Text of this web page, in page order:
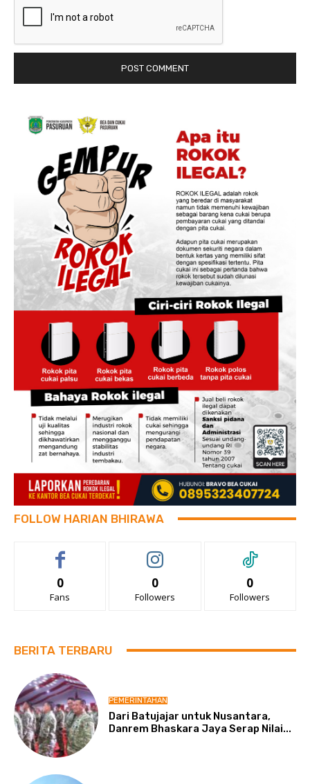
FOLLOW HARIAN BHIRAWA
0
Fans
0
Followers
0
Followers
BERITA TERBARU
PEMERINTAHAN
Dari Batujajar untuk Nusantara,
Danrem Bhaskara Jaya Serap Nilai...